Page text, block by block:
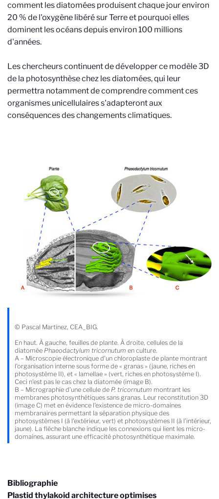
comment les diatomées produisent chaque jour environ
20 % de l'oxygène libéré sur Terre et pourquoi elles
dominent les océans depuis environ 100 millions
d'années.
Les chercheurs continuent de développer ce modèle 3D
de la photosynthèse chez les diatomées, qui leur
permettra notamment de comprendre comment ces
organismes unicellulaires s'adapteront aux
conséquences des changements climatiques.
© Pascal Martinez, CEA_BIG.
En haut. À gauche, feuilles de plante. À droite, cellules de la
diatomée Phaeodactylum tricornutum en culture.
A – Microscopie électronique d'un chloroplaste de plante montrant
l'organisation interne sous forme de « granas » (jaune, riches en
photosystème II), et « lamellae » (vert, riches en photosystème I).
Ceci n'est pas le cas chez la diatomée (image B).
B – Micrographie d'une cellule de P. tricornutum montrant les
membranes photosynthétiques sans granas. Leur reconstitution 3D
(image C) met en évidence l'existence de micro-domaines
membranaires permettant la séparation physique des
photosystèmes I (à l'extérieur, vert) et photosystèmes II (à l'intérieur,
jaune). La flèche blanche indique les connexions qui lient les micro-
domaines, assurant une efficacité photosynthétique maximale.
Bibliographie
Plastid thylakoid architecture optimises